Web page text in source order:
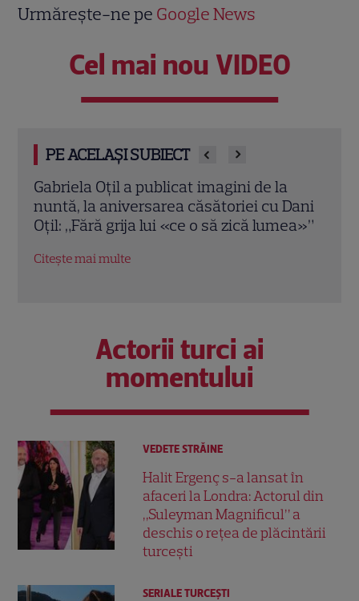
Urmărește-ne pe Google News
Cel mai nou VIDEO
PE ACELAȘI SUBIECT
Gabriela Oțil a publicat imagini de la
nuntă, la aniversarea căsătoriei cu Dani
Oțil: „Fără grija lui «ce o să zică lumea»”
Citește mai multe
Actorii turci ai
momentului
VEDETE STRĂINE
Halit Ergenç s-a lansat în
afaceri la Londra: Actorul din
„Suleyman Magnificul” a
deschis o rețea de plăcintării
turcești
SERIALE TURCEŞTI